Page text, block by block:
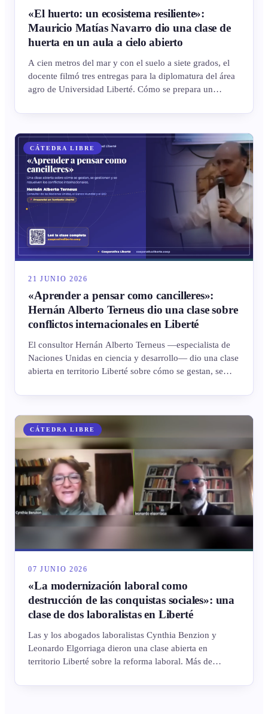
«El huerto: un ecosistema resiliente»:
Mauricio Matías Navarro dio una clase de
huerta en un aula a cielo abierto
A cien metros del mar y con el suelo a siete grados, el
docente filmó tres entregas para la diplomatura del área
agro de Universidad Liberté. Cómo se prepara un
cambia cuando se lo trata como un organismo vivo.
CÁTEDRA LIBRE
21 JUNIO 2026
«Aprender a pensar como cancilleres»:
Hernán Alberto Terneus dio una clase sobre
conflictos internacionales en Liberté
El consultor Hernán Alberto Terneus —especialista de
Naciones Unidas en ciencia y desarrollo— dio una clase
abierta en territorio Liberté sobre cómo se gestan, se
De Spinoza y Kant a Ucrania, Gaza y «la ruta del
cancilleres y a no quedarse en el propio metro
cuadrado.
CÁTEDRA LIBRE
07 JUNIO 2026
«La modernización laboral como
destrucción de las conquistas sociales»: una
clase de dos laboralistas en Liberté
Las y los abogados laboralistas Cynthia Benzion y
Leonardo Elgorriaga dieron una clase abierta en
territorio Liberté sobre la reforma laboral. Más de
Batán— recorrieron un siglo de derecho del trabajo, del